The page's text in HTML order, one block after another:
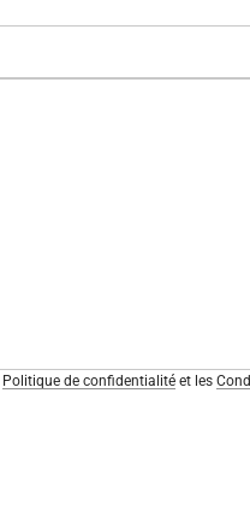
Politique de confidentialité et les